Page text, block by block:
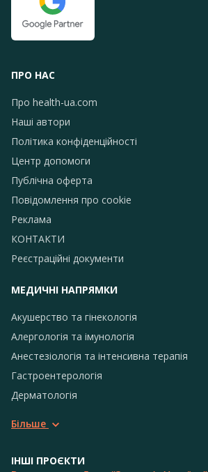
ПРО НАС
Про health-ua.com
Наші автори
Політика конфіденційності
Центр допомоги
Публічна оферта
Повідомлення про сookie
Реклама
КОНТАКТИ
Реєстраційні документи
МЕДИЧНІ НАПРЯМКИ
Акушерство та гінекологія
Алергологія та імунологія
Анестезіологія та інтенсивна терапія
Гастроентерологія
Дерматологія
Більше
ІНШІ ПРОЄКТИ